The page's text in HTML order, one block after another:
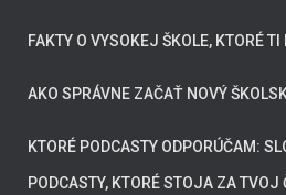
FAKTY O VYSOKEJ ŠKOLE, KTORÉ
AKO SPRÁVNE ZAČAŤ NOVÝ
KTORÉ PODCASTY ODPORÚČAM:
PODCASTY, KTORÉ STOJA ZA TVOJ